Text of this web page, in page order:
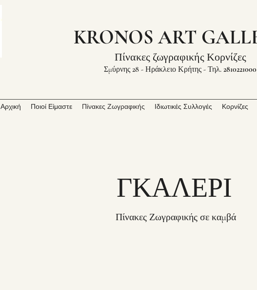
KRONOS ART
Πίνακες ζωγραφικής Κορνίζες
Σμύρνης 28 - Ηράκλειο Κρήτης - Τηλ. 2810221000
Αρχική Ποιοί Είμαστε Πίνακες Ζωγραφικής Ιδιωτικές Συλλογές Κορνίζες
ΓΚΑΛΕΡΙ
Πίνακες Ζωγραφικής σε καμβά